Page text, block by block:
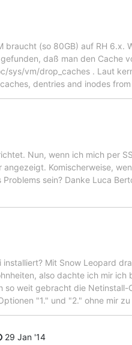
braucht (so 80GB) auf RH 6.x.
daß man den Cache
sys/vm/drop_caches . Laut
dentries and inodes
Nun, wenn ich mich per
Komischerweise,
sein? Danke Luca
Mit Snow Leopard
also dachte ich mir ich
weit gebracht die Netinstall-
"1." und "2." ohne mir
29 Jan '14